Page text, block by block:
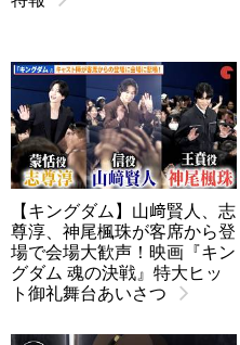
【キングダム】山﨑賢人、志
尊淳、神尾楓珠が客席から登
場で会場大歓声！映画『キン
グダム 魂の決戦』特大ヒッ
ト御礼舞台あいさつ